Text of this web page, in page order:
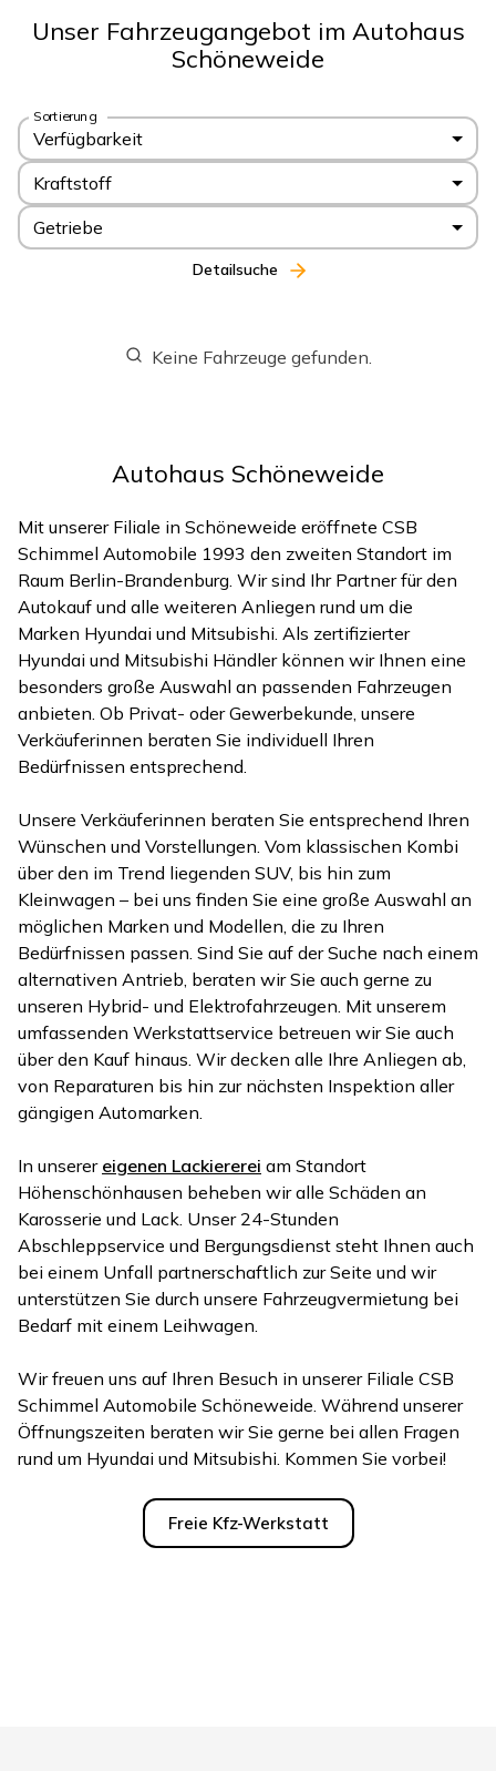
Unser Fahrzeugangebot im Autohaus
Schöneweide
Sortierung
Verfügbarkeit
Kraftstoff
Getriebe
Detailsuche
Keine Fahrzeuge gefunden.
Autohaus Schöneweide
Mit unserer Filiale in Schöneweide eröffnete CSB
Schimmel Automobile 1993 den zweiten Standort im
Raum Berlin-Brandenburg. Wir sind Ihr Partner für den
Autokauf und alle weiteren Anliegen rund um die
Marken Hyundai und Mitsubishi. Als zertifizierter
Hyundai und Mitsubishi Händler können wir Ihnen eine
besonders große Auswahl an passenden Fahrzeugen
anbieten. Ob Privat- oder Gewerbekunde, unsere
Verkäuferinnen beraten Sie individuell Ihren
Bedürfnissen entsprechend.
Unsere Verkäuferinnen beraten Sie entsprechend Ihren
Wünschen und Vorstellungen. Vom klassischen Kombi
über den im Trend liegenden SUV, bis hin zum
Kleinwagen – bei uns finden Sie eine große Auswahl an
möglichen Marken und Modellen, die zu Ihren
Bedürfnissen passen. Sind Sie auf der Suche nach einem
alternativen Antrieb, beraten wir Sie auch gerne zu
unseren Hybrid- und Elektrofahrzeugen. Mit unserem
umfassenden Werkstattservice betreuen wir Sie auch
über den Kauf hinaus. Wir decken alle Ihre Anliegen ab,
von Reparaturen bis hin zur nächsten Inspektion aller
gängigen Automarken.
In unserer eigenen Lackiererei am Standort
Höhenschönhausen beheben wir alle Schäden an
Karosserie und Lack. Unser 24-Stunden
Abschleppservice und Bergungsdienst steht Ihnen auch
bei einem Unfall partnerschaftlich zur Seite und wir
unterstützen Sie durch unsere Fahrzeugvermietung bei
Bedarf mit einem Leihwagen.
Wir freuen uns auf Ihren Besuch in unserer Filiale CSB
Schimmel Automobile Schöneweide. Während unserer
Öffnungszeiten beraten wir Sie gerne bei allen Fragen
rund um Hyundai und Mitsubishi. Kommen Sie vorbei!
Freie Kfz-Werkstatt